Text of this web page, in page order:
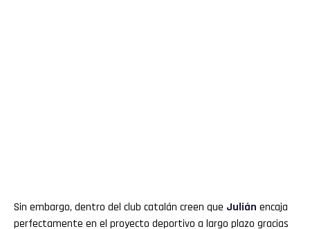
Sin embargo, dentro del club catalán creen que Julián encaja
perfectamente en el proyecto deportivo a largo plazo gracias